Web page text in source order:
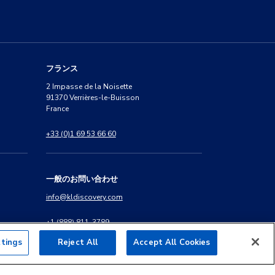
フランス
2 Impasse de la Noisette
91370 Verrières-le-Buisson
France
+33 (0)1 69 53 66 60
一般のお問い合わせ
info@kldiscovery.com
+1 (888) 811-3789
Reject All Accept All Cookies